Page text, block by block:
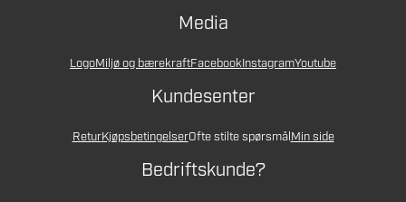
Media
LogoMiljø og bærekraftFacebookInstagramYoutube
Kundesenter
ReturKjøpsbetingelserOfte stilte spørsmålMin side
Bedriftskunde?